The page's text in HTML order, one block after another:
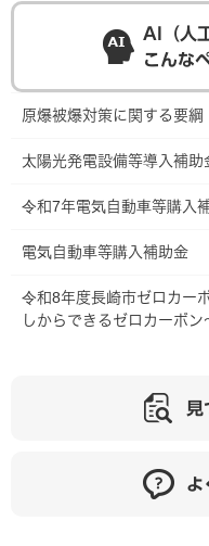
AI（人
こんな
原爆被爆対策に関する要綱
太陽光発電設備等導入補助
令和7年電気自動車等購入
電気自動車等購入補助金
令和8年度長崎市ゼロカー
しからできるゼロカーボン
見
よ